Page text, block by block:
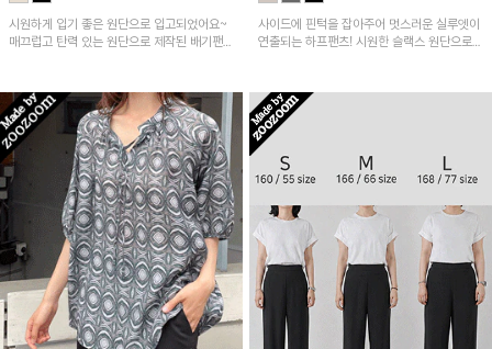
시원하게 입기 좋은 원단으로 입고되었어요~
매끄럽고 탄력 있는 원단으로 제작된 배기팬츠
사이드에 핀턱을 잡아주어 멋스러운 실루엣이
연출되는 하프팬츠! 시원한 슬랙스 원단으로